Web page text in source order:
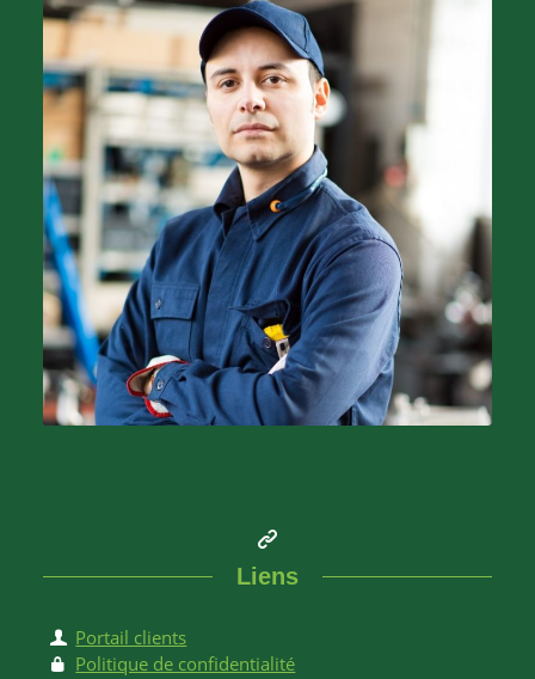
Liens
Portail clients
Politique de confidentialité